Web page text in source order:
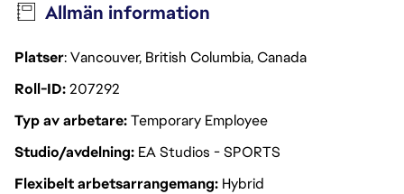
Allmän information
Platser: Vancouver, British Columbia, Canada
Roll-ID207292
Typ av arbetareTemporary Employee
Studio/avdelning EA Studios - SPORTS
Flexibelt arbetsarrangemang Hybrid